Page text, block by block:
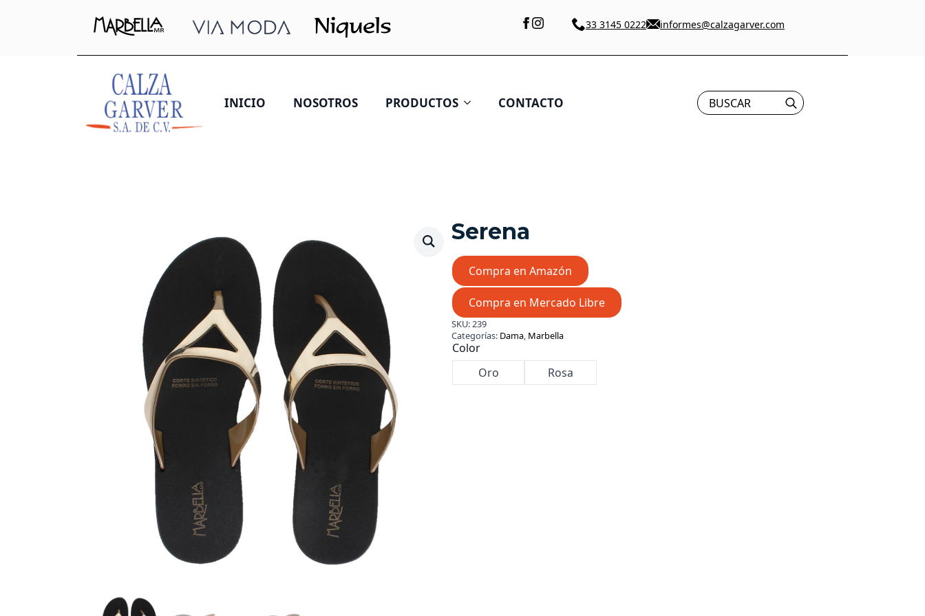
33 3145 0222 informes@calzagarver.com
INICIO NOSOTROS PRODUCTOS CONTACTO
Search
for:
Serena
Compra en Amazón
Compra en Mercado Libre
SKU:239
Categorías: Dama, Marbella
Color
Oro
Rosa